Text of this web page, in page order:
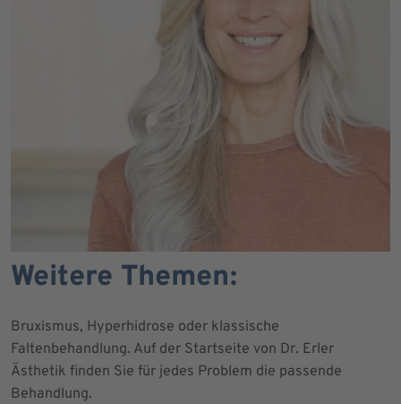
Weitere Themen:
Bruxismus, Hyperhidrose oder klassische
Faltenbehandlung. Auf der Startseite von Dr. Erler
Ästhetik finden Sie für jedes Problem die passende
Behandlung.